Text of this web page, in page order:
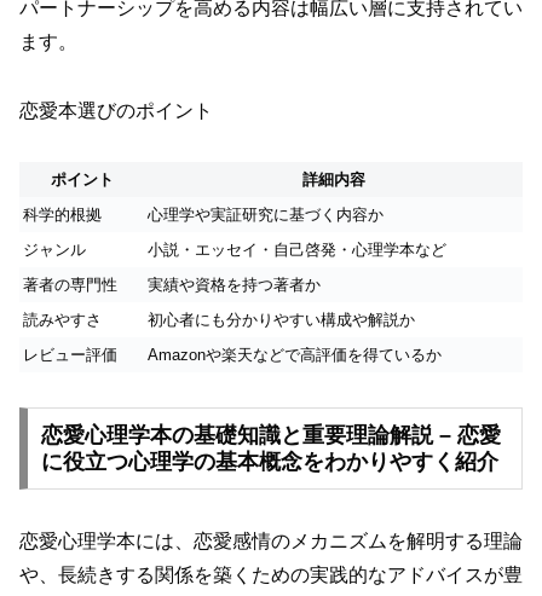
パートナーシップを高める内容は幅広い層に支持されてい
ます。
恋愛本選びのポイント
ポイント
詳細内容
科学的根拠
心理学や実証研究に基づく内容か
ジャンル
小説・エッセイ・自己啓発・心理学本など
著者の専門性
実績や資格を持つ著者か
読みやすさ
初心者にも分かりやすい構成や解説か
レビュー評価
Amazonや楽天などで高評価を得ているか
恋愛心理学本の基礎知識と重要理論解説 – 恋愛
に役立つ心理学の基本概念をわかりやすく紹介
恋愛心理学本には、恋愛感情のメカニズムを解明する理論
や、長続きする関係を築くための実践的なアドバイスが豊